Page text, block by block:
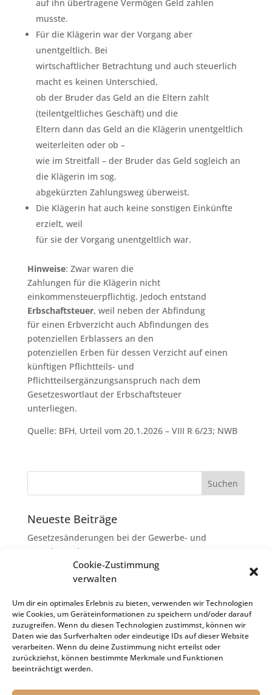
Cookie-Zustimmung
verwalten
Um dir ein optimales Erlebnis zu bieten, verwenden wir Technologien
wie Cookies, um Geräteinformationen zu speichern und/oder darauf
zuzugreifen. Wenn du diesen Technologien zustimmst, können wir
Daten wie das Surfverhalten oder eindeutige IDs auf dieser Website
verarbeiten. Wenn du deine Zustimmung nicht erteilst oder
zurückziehst, können bestimmte Merkmale und Funktionen
beeinträchtigt werden.
auf ihn übertragene Vermögen Geld zahlen
musste.
Für die Klägerin war der Vorgang aber
unentgeltlich. Bei
wirtschaftlicher Betrachtung und auch steuerlich
macht es keinen Unterschied,
ob der Bruder das Geld an die Eltern zahlt
(teilentgeltliches Geschäft) und die
Eltern dann das Geld an die Klägerin unentgeltlich
weiterleiten oder ob –
wie im Streitfall – der Bruder das Geld sogleich an
die Klägerin im sog.
abgekürzten Zahlungsweg überweist.
Die Klägerin hat auch keine sonstigen Einkünfte
erzielt, weil
für sie der Vorgang unentgeltlich war.
Hinweise: Zwar waren die
Zahlungen für die Klägerin nicht
einkommensteuerpflichtig. Jedoch entstand
Erbschaftsteuer, weil neben der Abfindung
für einen Erbverzicht auch Abfindungen des
potenziellen Erblassers an den
potenziellen Erben für dessen Verzicht auf einen
künftigen Pflichtteils- und
Pflichtteilsergänzungsanspruch nach dem
Gesetzeswortlaut der Erbschaftsteuer
unterliegen.
Quelle: BFH, Urteil vom 20.1.2026 – VIII R 6/23; NWB
Neueste Beiträge
Gesetzesänderungen bei der Gewerbe- und
Grunderwerbsteuer
Erbschaftsteuer: Rechtsanwaltskosten bei Streit über
Erbauseinandersetzung als
Nachlassverbindlichkeiten
Umsatzsteuer-Umrechnungskurse Juli 2026
Keine Steuerfreiheit eines sog. Konfusionsgewinns
bei Mutterkapitalgesellschaft
Schenkungsteuer: Zinssatz von 5,5 % für die